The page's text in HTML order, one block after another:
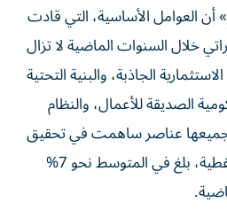
العوامل الأساسية، التي قادت
خلال السنوات الماضية لا تزال
الجاذبة، والبنية التحتية
الصديقة للأعمال، والنظام
عناصر ساهمت في تحقيق
نمو قوي للقطاعات غير النفطية، بلغ في المتوسط نحو 7%